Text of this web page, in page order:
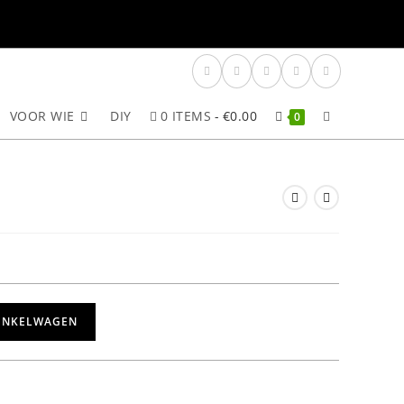
VOOR WIE DIY 0 ITEMS €0.00 0 TOGGLE
ZOEKEN